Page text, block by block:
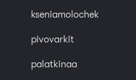
kseniamolochek
pivovarkit
palatkinaa